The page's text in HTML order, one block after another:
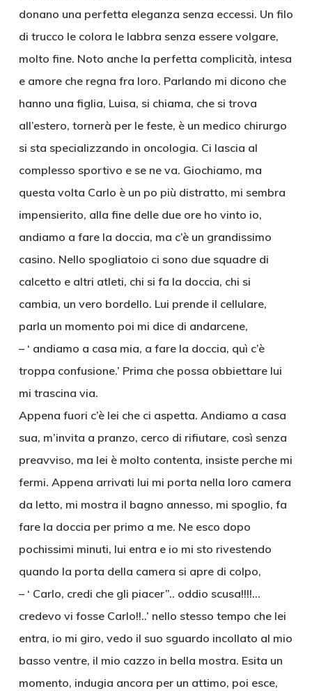
donano una perfetta eleganza senza eccessi. Un filo
di trucco le colora le labbra senza essere volgare,
molto fine. Noto anche la perfetta complicità, intesa
e amore che regna fra loro. Parlando mi dicono che
hanno una figlia, Luisa, si chiama, che si trova
all’estero, tornerà per le feste, è un medico chirurgo
si sta specializzando in oncologia. Ci lascia al
complesso sportivo e se ne va. Giochiamo, ma
questa volta Carlo è un po più distratto, mi sembra
impensierito, alla fine delle due ore ho vinto io,
andiamo a fare la doccia, ma c’è un grandissimo
casino. Nello spogliatoio ci sono due squadre di
calcetto e altri atleti, chi si fa la doccia, chi si
cambia, un vero bordello. Lui prende il cellulare,
parla un momento poi mi dice di andarcene,
– ‘ andiamo a casa mia, a fare la doccia, quì c’è
troppa confusione.’ Prima che possa obbiettare lui
mi trascina via.
Appena fuori c’è lei che ci aspetta. Andiamo a casa
sua, m’invita a pranzo, cerco di rifiutare, così senza
preavviso, ma lei è molto contenta, insiste perche mi
fermi. Appena arrivati lui mi porta nella loro camera
da letto, mi mostra il bagno annesso, mi spoglio, fa
fare la doccia per primo a me. Ne esco dopo
pochissimi minuti, lui entra e io mi sto rivestendo
quando la porta della camera si apre di colpo,
– ‘ Carlo, credi che gli piacer”.. oddio scusa!!!!…
credevo vi fosse Carlo!!..’ nello stesso tempo che lei
entra, io mi giro, vedo il suo sguardo incollato al mio
basso ventre, il mio cazzo in bella mostra. Esita un
momento, indugia ancora per un attimo, poi esce,